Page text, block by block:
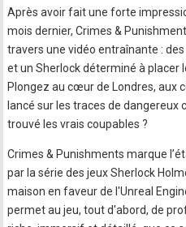
Après avoir fait une forte
mois dernier, Crimes &
travers une vidéo entraînante :
et un Sherlock déterminé à placer
Plongez au cœur de Londres, aux
lancé sur les traces de
trouvé les vrais coupables ?
Crimes & Punishments marque
par la série des jeux Sherlock
maison en faveur de l'Unreal
permet au jeu, tout d'abord, de